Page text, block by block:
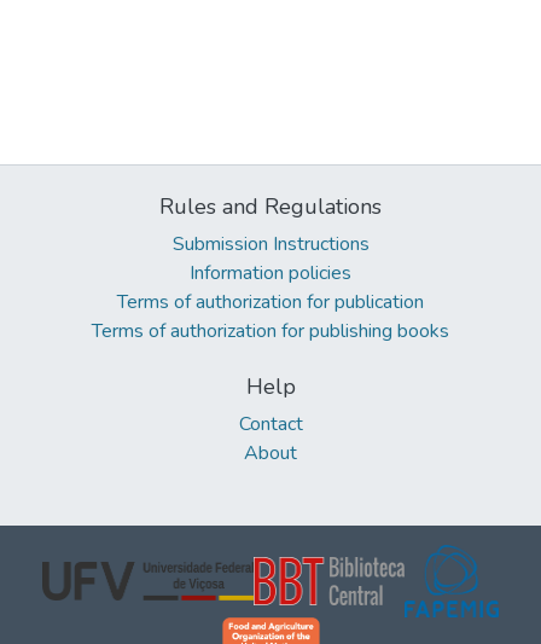
Rules and Regulations
Submission Instructions
Information policies
Terms of authorization for publication
Terms of authorization for publishing books
Help
Contact
About